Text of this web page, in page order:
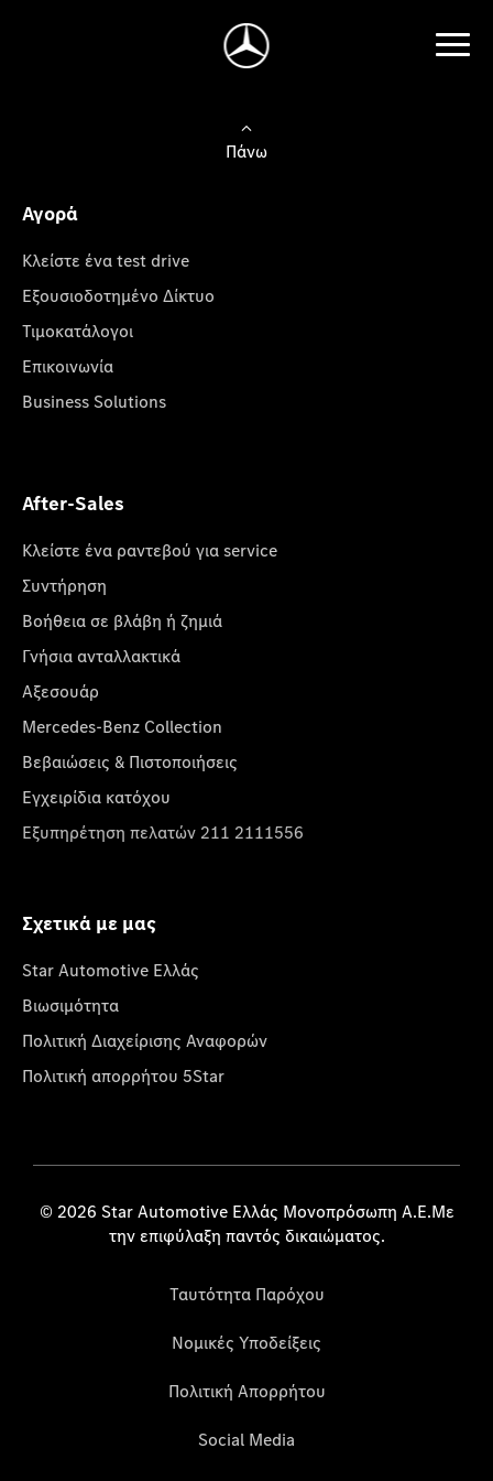
Πάνω
Αγορά
Κλείστε ένα test drive
Εξουσιοδοτημένο Δίκτυο
Τιμοκατάλογοι
Επικοινωνία
Business Solutions
After-Sales
Κλείστε ένα ραντεβού για service
Συντήρηση
Βοήθεια σε βλάβη ή ζημιά
Γνήσια ανταλλακτικά
Αξεσουάρ
Mercedes-Benz Collection
Βεβαιώσεις & Πιστοποιήσεις
Εγχειρίδια κατόχου
Εξυπηρέτηση πελατών 211 2111556
Σχετικά με μας
Star Automotive Ελλάς
Βιωσιμότητα
Πολιτική Διαχείρισης Αναφορών
Πολιτική απορρήτου 5Star
© 2026 Star Automotive Ελλάς Μονοπρόσωπη Α.Ε.Με
την επιφύλαξη παντός δικαιώματος.
Ταυτότητα Παρόχου
Νομικές Υποδείξεις
Πολιτική Απορρήτου
Social Media